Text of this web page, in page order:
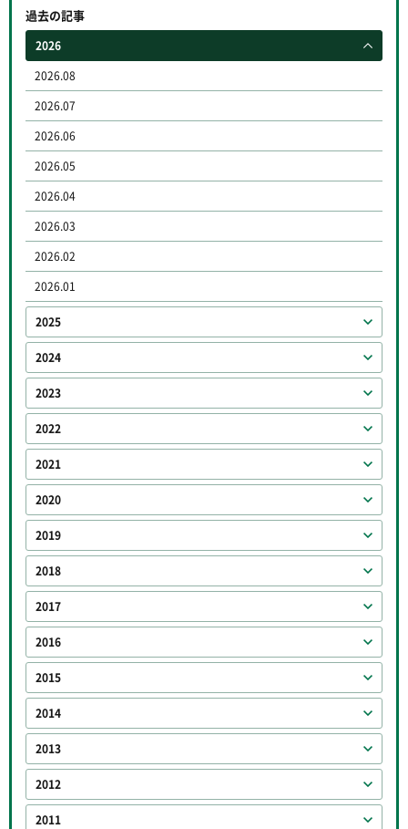
過去の記事
2026
2026.08
2026.07
2026.06
2026.05
2026.04
2026.03
2026.02
2026.01
2025
2024
2023
2022
2021
2020
2019
2018
2017
2016
2015
2014
2013
2012
2011